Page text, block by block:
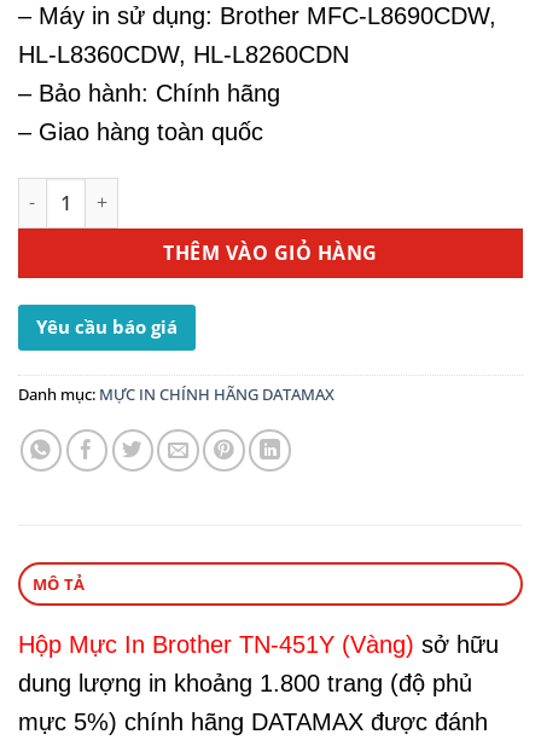
– Máy in sử dụng: Brother MFC-L8690CDW,
HL-L8360CDW, HL-L8260CDN
– Bảo hành: Chính hãng
– Giao hàng toàn quốc
Hộp Mực In Brother TN-451Y - Dùng Cho Máy In MFC-
THÊM VÀO GIỎ HÀNG
Yêu cầu báo giá
Danh mục: MỰC IN CHÍNH HÃNG DATAMAX
MÔ TẢ
Hộp Mực In Brother TN-451Y (Vàng) sở hữu
dung lượng in khoảng 1.800 trang (độ phủ
mực 5%) chính hãng DATAMAX được đánh